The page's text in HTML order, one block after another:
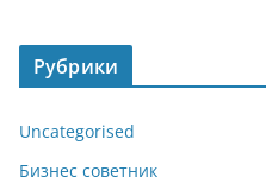
Рубрики
Uncategorised
Бизнес советник